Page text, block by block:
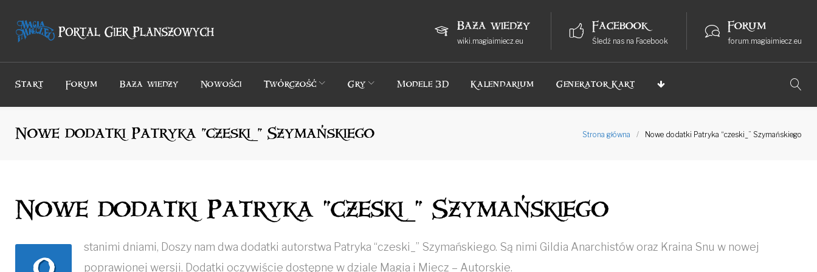
Baza wiedzy
wiki.magiaimiecz.eu
Facebook
Śledź nas na Facebook
Forum
forum.magiaimiecz.eu
Start Forum Baza wiedzy Nowości Twórczość Gry Modele 3D Kalendarium Generator Kart
Nowe dodatki Patryka “czeski_” Szymańskiego Strona główna / Nowe dodatki Patryka “czeski_” Szymańskiego
Nowe dodatki Patryka "czeski_" Szymańskiego
O
stanimi dniami, Doszy nam dwa dodatki autorstwa Patryka “czeski_” Szymańskiego. Są nimi Gildia Anarchistów oraz Kraina Snu w nowej
poprawionej wersji. Dodatki oczywiście dostępne w dziale Magia i Miecz – Autorskie.